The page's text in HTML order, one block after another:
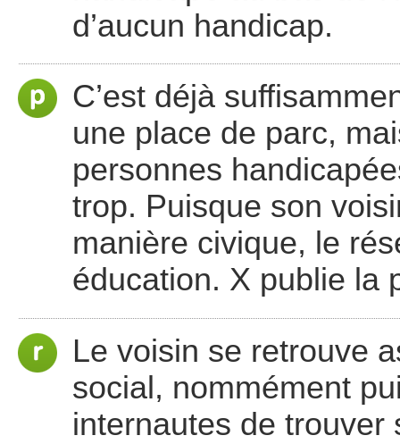
d’aucun handicap.
C’est déjà
une place de parc,
personnes
trop. Puisque son
manière civique, le
éducation. X publie la
Le voisin se retrouve
social, nommément
internautes de trouver